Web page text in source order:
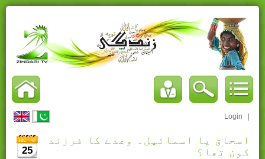
Login
25
اسحاق یا اسمائیل۔ وعدے کا فرزند
کون تھا؟